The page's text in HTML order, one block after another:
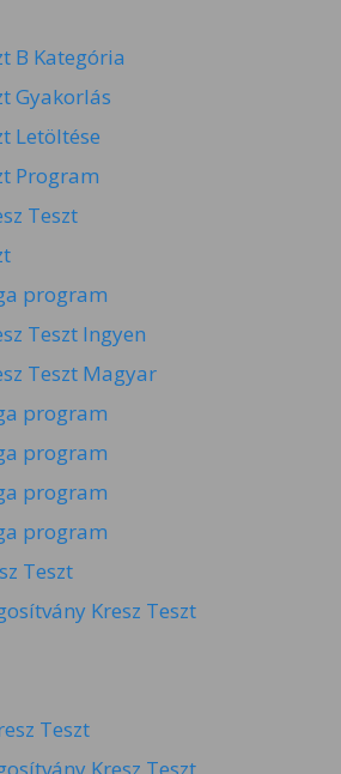
B Kategória
Gyakorlás
Letöltése
Program
Teszt
program
Teszt Ingyen
Teszt Magyar
program
program
program
program
Teszt
Kresz Teszt
Teszt